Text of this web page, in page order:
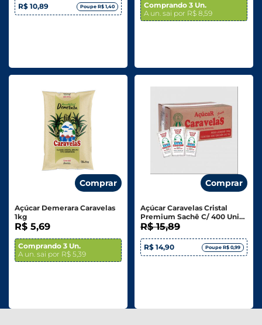
R$ 10,89 Poupe R$ 1,40
Comprando 3 Un.
A un. sai por R$ 8,59
Comprar
Açúcar Demerara Caravelas
1kg
R$ 5,69
Comprando 3 Un.
A un. sai por R$ 5,39
Comprar
Açúcar Caravelas Cristal
Premium Sachê C/ 400 Unid.
2kg
R$ 15,89
R$ 14,90 Poupe R$ 0,99